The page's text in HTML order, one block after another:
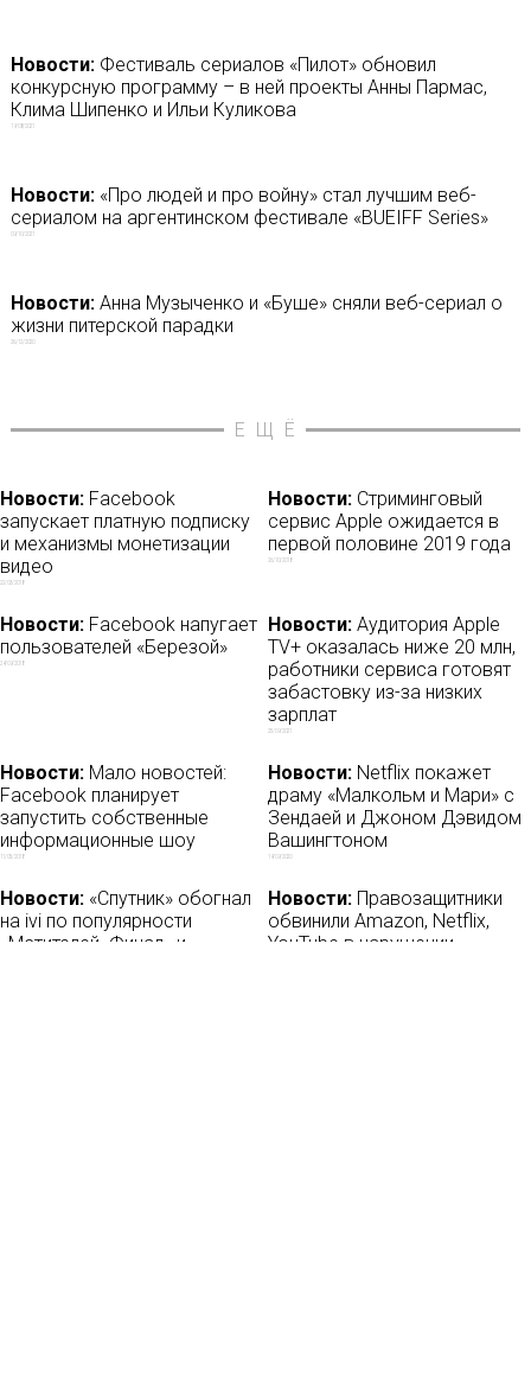
Новости:Фестиваль сериалов «Пилот» обновил
конкурсную программу – в ней проекты Анны Пармас,
Клима Шипенко и Ильи Куликова
19/08/2021
Новости:«Про людей и про войну» стал лучшим веб-
сериалом на аргентинском фестивале «BUEIFF Series»
09/10/2021
Новости:Анна Музыченко и «Буше» сняли веб-сериал о
жизни питерской парадки
26/12/2020
ЕЩЁ
Новости: Facebook
запускает платную подписку
и механизмы монетизации
видео
22/03/2018
Новости: Стриминговый
сервис Apple ожидается в
первой половине 2019 года
26/10/2018
Новости: Facebook напугает
пользователей «Березой»
24/09/2018
Новости: Аудитория Apple
TV+ оказалась ниже 20 млн,
работники сервиса готовят
забастовку из-за низких
зарплат
25/09/2021
Новости: Мало новостей:
Facebook планирует
запустить собственные
информационные шоу
11/05/2018
Новости: Netflix покажет
драму «Малкольм и Мари» с
Зендаей и Джоном Дэвидом
Вашингтоном
14/09/2020
Новости: «Спутник» обогнал
на ivi по популярности
«Мстителей. Финал» и
Новости: Правозащитники
обвинили Amazon, Netflix,
YouTube в нарушении